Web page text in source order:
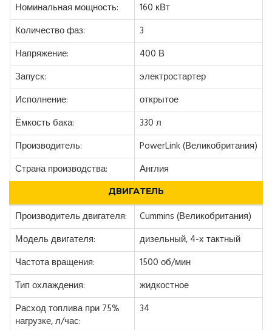
Номинальная мощность:
160 кВт
Количество фаз:
3
Напряжение:
400 В
Запуск:
электростартер
Исполнение:
открытое
Ёмкость бака:
330 л
Производитель:
PowerLink (Великобритания)
Страна производства:
Англия
ДВИГАТЕЛЬ
Производитель двигателя:
Cummins (Великобритания)
Модель двигателя:
дизельный, 4-х тактный
Частота вращения:
1500 об/мин
Тип охлаждения:
жидкостное
Расход топлива при 75%
нагрузке, л/час:
34